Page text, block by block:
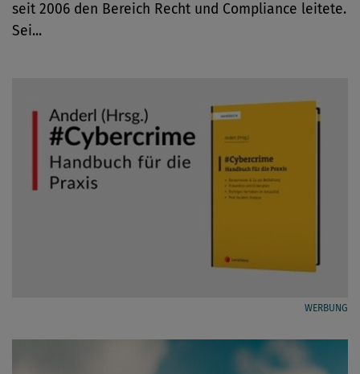
seit 2006 den Bereich Recht und Compliance leitete.
Sei...
WERBUNG